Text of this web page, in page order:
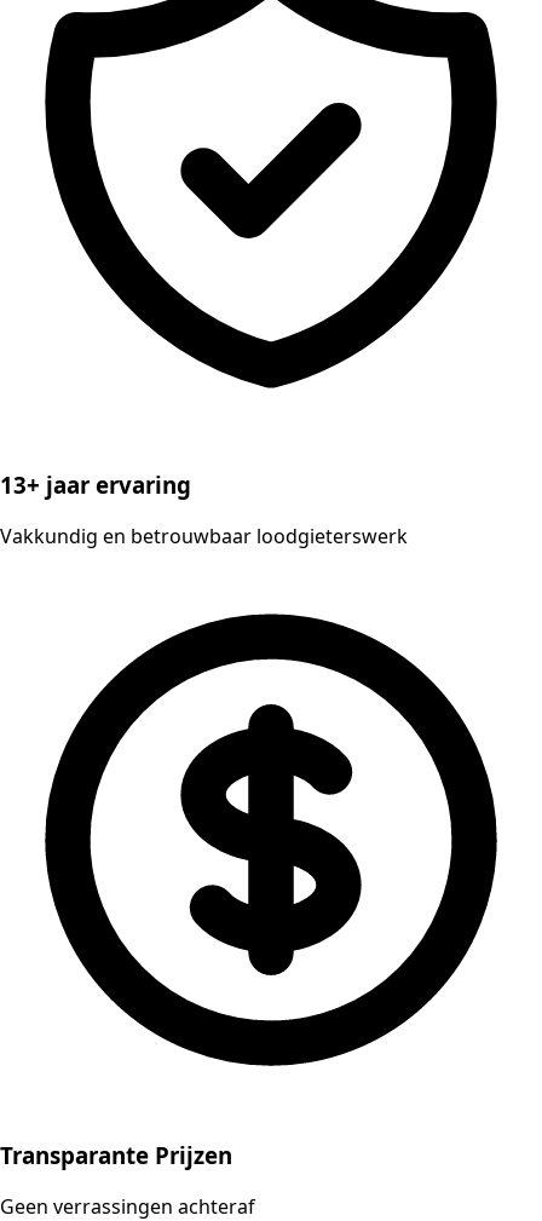
13+ jaar ervaring
Vakkundig en betrouwbaar loodgieterswerk
Transparante Prijzen
Geen verrassingen achteraf